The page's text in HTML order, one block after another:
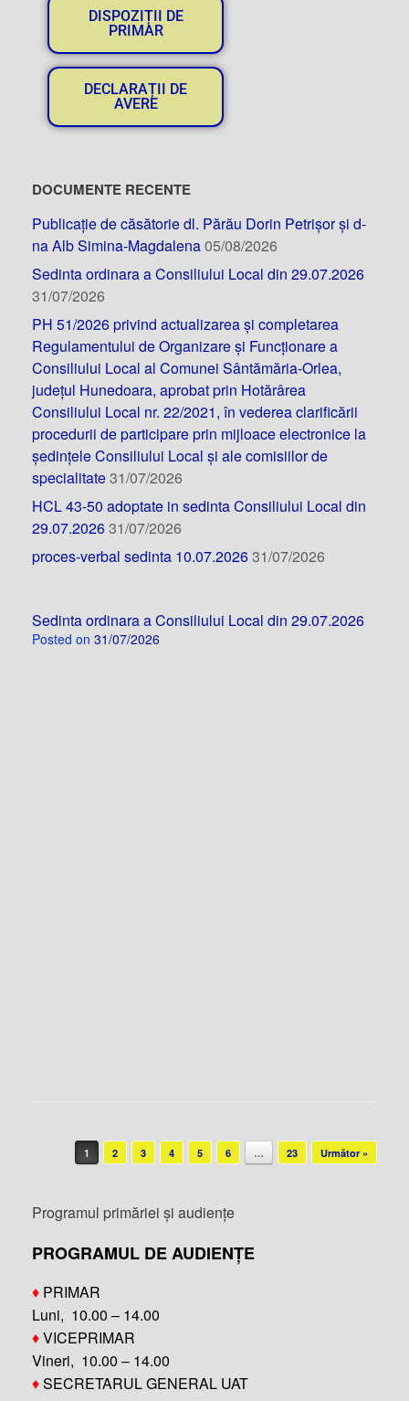
DISPOZIȚII DE
PRIMAR
DECLARAȚII DE
AVERE
DOCUMENTE RECENTE
Publicație de căsătorie dl. Părău Dorin Petrișor și d-
na Alb Simina-Magdalena05/08/2026
Sedinta ordinara a Consiliului Local din 29.07.2026
31/07/2026
PH 51/2026 privind actualizarea și completarea
Regulamentului de Organizare și Funcționare a
Consiliului Local al Comunei Sântămăria-Orlea,
județul Hunedoara, aprobat prin Hotărârea
Consiliului Local nr. 22/2021, în vederea clarificării
procedurii de participare prin mijloace electronice la
ședințele Consiliului Local și ale comisiilor de
specialitate31/07/2026
HCL 43-50 adoptate in sedinta Consiliului Local din
29.07.202631/07/2026
proces-verbal sedinta 10.07.202631/07/2026
Sedinta ordinara a Consiliului Local din 29.07.2026
Posted on 31/07/2026
Post navigation
1 2 3 4 5 6 … 23 Următor »
Programul primăriei și audiențe
PROGRAMUL DE AUDIENȚE
♦ PRIMAR
Luni, 10.00 – 14.00
♦VICEPRIMAR
Vineri, 10.00 – 14.00
♦SECRETARUL GENERAL UAT